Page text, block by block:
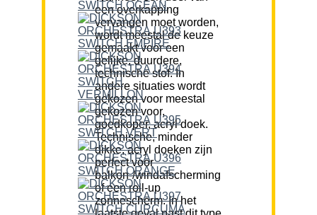
een overkapping
vervangen moet worden,
wordt meestal de keuze
gemaakt voor een
gelijke, duurdere,
technische stof. In
andere situaties wordt
gekozen voor meestal
gekozen voor,
goedkoper, acryl doek.
Technische, minder
dikke, acryl doeken zijn
perfect voor
balkon-/windafscherming
of een roll-up
zonnescherm. In het